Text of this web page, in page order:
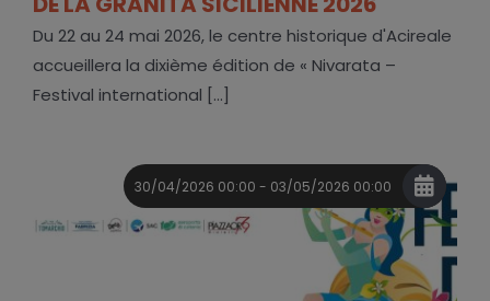
Du 22 au 24 mai 2026, le centre historique d'Acireale
accueillera la dixième édition de « Nivarata –
Festival international [...]
30/04/2026 00:00 - 03/05/2026 00:00